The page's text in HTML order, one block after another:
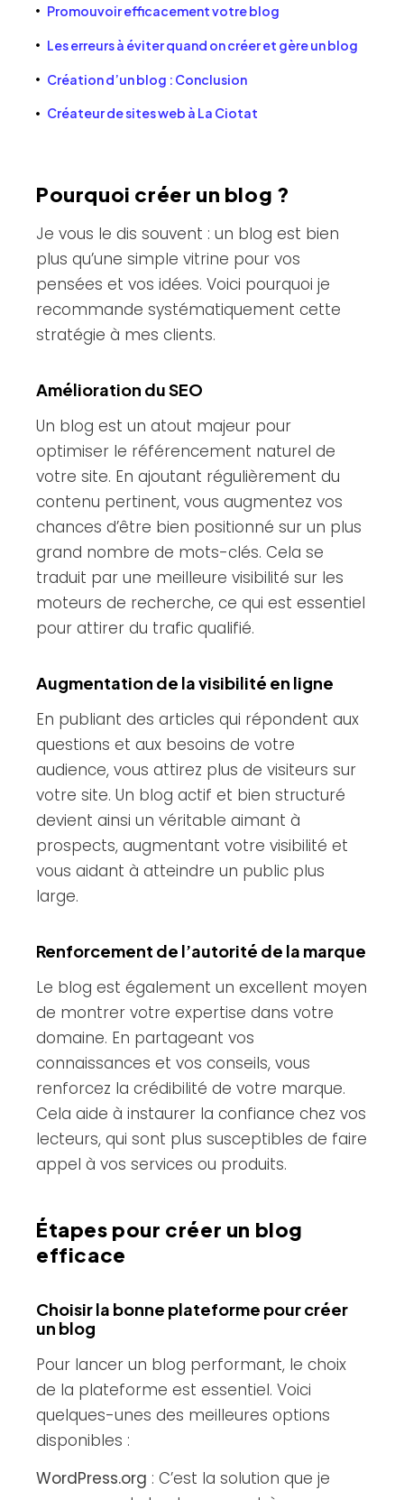
Promouvoir efficacement votre blog
Les erreurs à éviter quand on créer et gère un blog
Création d’un blog : Conclusion
Créateur de sites web à La Ciotat
Pourquoi créer un blog ?
Je vous le dis souvent : un blog est bien
plus qu’une simple vitrine pour vos
pensées et vos idées. Voici pourquoi je
recommande systématiquement cette
stratégie à mes clients.
Amélioration du SEO
Un blog est un atout majeur pour
optimiser le référencement naturel de
votre site. En ajoutant régulièrement du
contenu pertinent, vous augmentez vos
chances d’être bien positionné sur un plus
grand nombre de mots-clés. Cela se
traduit par une meilleure visibilité sur les
moteurs de recherche, ce qui est essentiel
pour attirer du trafic qualifié.
Augmentation de la visibilité en ligne
En publiant des articles qui répondent aux
questions et aux besoins de votre
audience, vous attirez plus de visiteurs sur
votre site. Un blog actif et bien structuré
devient ainsi un véritable aimant à
prospects, augmentant votre visibilité et
vous aidant à atteindre un public plus
large.
Renforcement de l’autorité de la marque
Le blog est également un excellent moyen
de montrer votre expertise dans votre
domaine. En partageant vos
connaissances et vos conseils, vous
renforcez la crédibilité de votre marque.
Cela aide à instaurer la confiance chez vos
lecteurs, qui sont plus susceptibles de faire
appel à vos services ou produits.
Étapes pour créer un blog
efficace
Choisir la bonne plateforme pour créer
un blog
Pour lancer un blog performant, le choix
de la plateforme est essentiel. Voici
quelques-unes des meilleures options
disponibles :
WordPress.org : C’est la solution que je